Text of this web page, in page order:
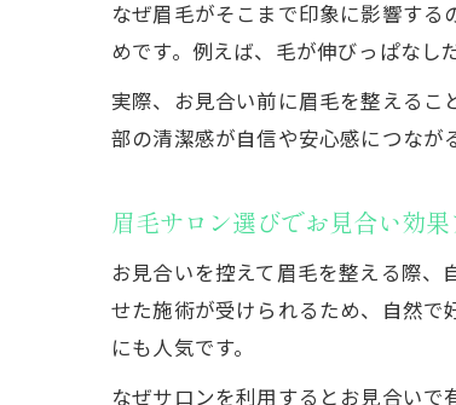
なぜ眉毛がそこまで印象に影響す
めです。例えば、毛が伸びっぱなし
実際、お見合い前に眉毛を整える
部の清潔感が自信や安心感につなが
眉毛サロン選びでお見合い効
お見合いを控えて眉毛を整える際
せた施術が受けられるため、自然で
にも人気です。
なぜサロンを利用するとお見合い